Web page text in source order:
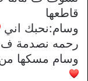
قاطعها
وسام:نحبك اني
رحمه نصدمة ف
وسام مسكها